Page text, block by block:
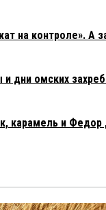
на контроле». А
дни омских
карамель и Федор